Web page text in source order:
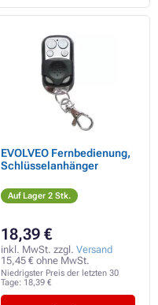
EVOLVEO Fernbedienung,
Schlüsselanhänger
Auf Lager 2 Stk.
18,39 €
inkl. MwSt. zzgl. Versand
15,45 € ohne MwSt.
Niedrigster Preis der letzten 30
Tage: 18,39 €